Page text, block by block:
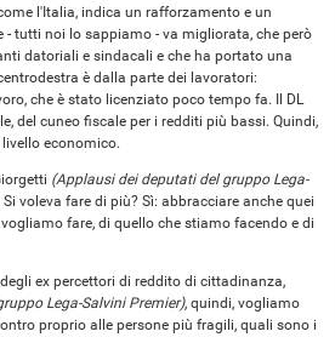
l'Italia, indica un rafforzamento e un
tutti noi lo sappiamo - va migliorata, che però
datoriali e sindacali e che ha portato una
è dalla parte dei lavoratori:
che è stato licenziato poco tempo fa. Il DL
del cuneo fiscale per i redditi più bassi. Quindi,
economico.
(Applausi dei deputati del gruppo Lega-
voleva fare di più? Sì: abbracciare anche quei
fare, di quello che stiamo facendo e di
ex percettori di reddito di cittadinanza,
Lega-Salvini Premier), quindi, vogliamo
proprio alle persone più fragili, quali sono i